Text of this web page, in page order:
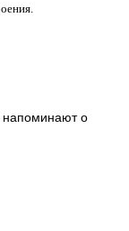
напоминают о